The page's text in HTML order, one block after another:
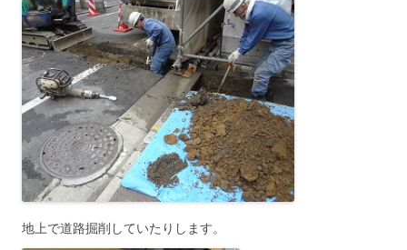
地上で道路掘削していたりします。